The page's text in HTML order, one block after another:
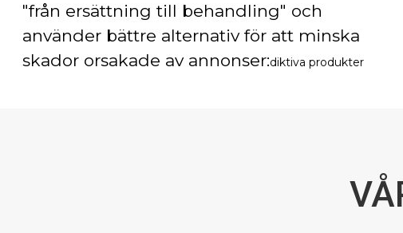
"från ersättning till behandling" och
använder bättre alternativ för att minska
skador orsakade av annonser:diktiva produkter